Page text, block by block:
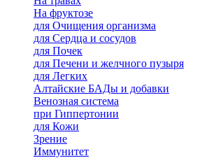
На фруктозе
для Очищения организма
для Сердца и сосудов
для Почек
для Печени и желчного пузыря
для Легких
Алтайские БАДы и добавки
Венозная система
при Гиппертонии
для Кожи
Зрение
Иммунитет